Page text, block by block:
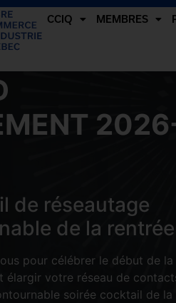
CCIQ MEMBRES
de réseautage
de la
pour célébrer le début de la
élargir votre réseau de
soirée cocktail de la